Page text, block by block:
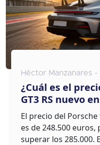
Héctor Manzanares
¿Cuál es el
GT3 RS nuevo
El precio del Porsche
es de 248.500
superar los 285.000.